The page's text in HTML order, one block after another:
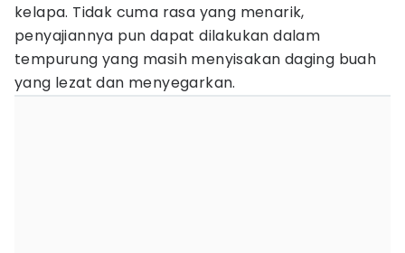
kelapa. Tidak cuma rasa yang menarik,
penyajiannya pun dapat dilakukan dalam
tempurung yang masih menyisakan daging buah
yang lezat dan menyegarkan.